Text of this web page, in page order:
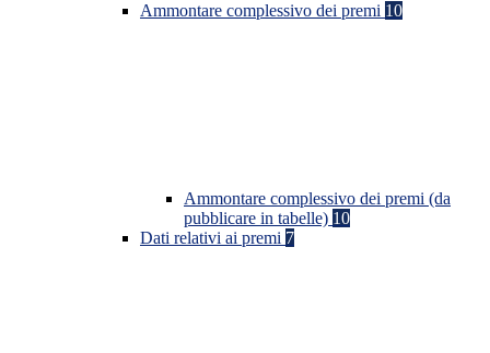
Ammontare complessivo dei premi 10
Ammontare complessivo dei premi (da
pubblicare in tabelle) 10
Dati relativi ai premi 7